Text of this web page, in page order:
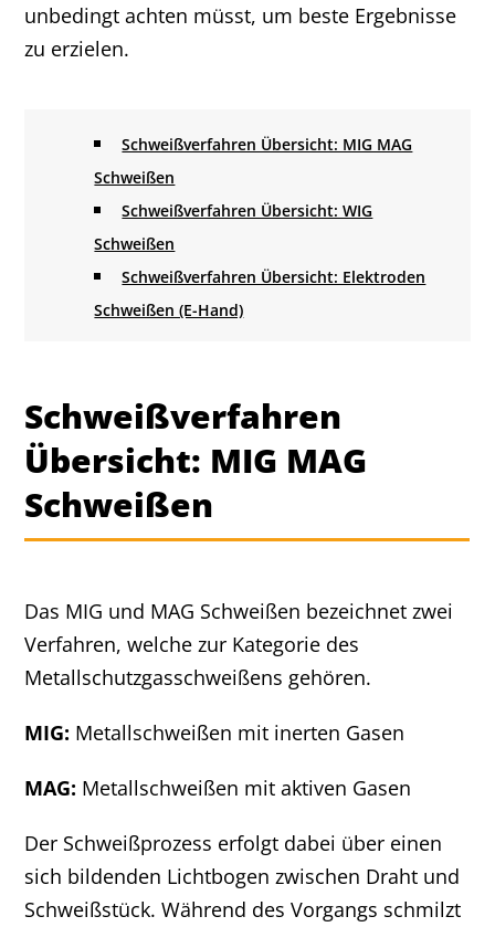
unbedingt achten müsst, um beste Ergebnisse
zu erzielen.
Schweißverfahren Übersicht: MIG MAG
Schweißen
Schweißverfahren Übersicht: WIG
Schweißen
Schweißverfahren Übersicht: Elektroden
Schweißen (E-Hand)
Schweißverfahren
Übersicht: MIG MAG
Schweißen
Das MIG und MAG Schweißen bezeichnet zwei
Verfahren, welche zur Kategorie des
Metallschutzgasschweißens gehören.
MIG: Metallschweißen mit inerten Gasen
MAG: Metallschweißen mit aktiven Gasen
Der Schweißprozess erfolgt dabei über einen
sich bildenden Lichtbogen zwischen Draht und
Schweißstück. Während des Vorgangs schmilzt